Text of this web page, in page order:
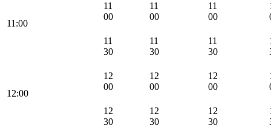
11:00
11
00
11
00
11
00
11
30
11
30
11
30
12:00
12
00
12
00
12
00
12
30
12
30
12
30